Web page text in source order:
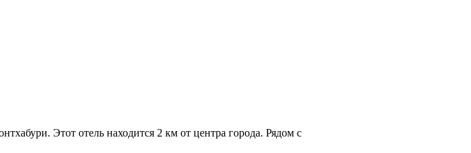
Этот отель находится 2 км от центра города. Рядом с